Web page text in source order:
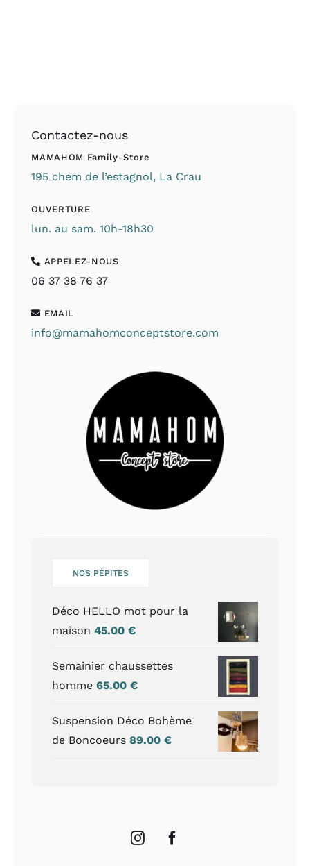
Contactez-nous
MAMAHOM Family-Store
195 chem de l’estagnol, La Crau
OUVERTURE
lun. au sam. 10h-18h30
APPELEZ-NOUS
06 37 38 76 37
EMAIL
info@mamahomconceptstore.com
NOS PÉPITES
Déco HELLO mot pour la
maison 45.00€
Semainier chaussettes
homme 65.00€
Suspension Déco Bohème
de Boncoeurs 89.00€